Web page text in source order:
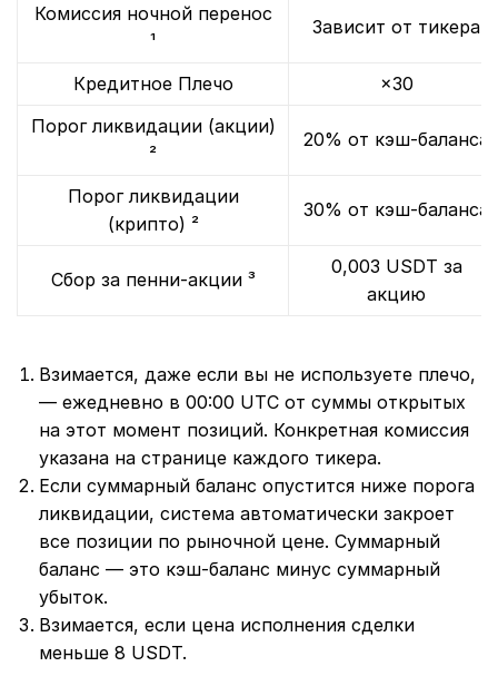
Комиссия ночной перенос
¹
Зависит от тикера
Кредитное Плечо
×30
Порог ликвидации (акции)
²
20% от кэш-баланса
Порог ликвидации
(крипто) ²
30% от кэш-баланса
Сбор за пенни-акции ³
0,003 USDT за
акцию
Взимается, даже если вы не используете плечо,
— ежедневно в 00:00 UTC от суммы открытых
на этот момент позиций. Конкретная комиссия
указана на странице каждого тикера.
Если суммарный баланс опустится ниже порога
ликвидации, система автоматически закроет
все позиции по рыночной цене. Суммарный
баланс — это кэш-баланс минус суммарный
убыток.
Взимается, если цена исполнения сделки
меньше 8 USDT.